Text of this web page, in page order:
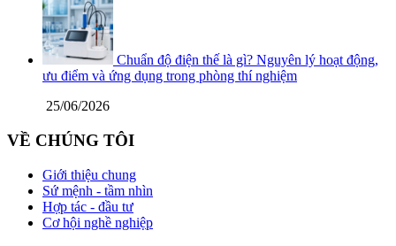
Chuẩn độ điện thế là gì? Nguyên lý hoạt động,
ưu điểm và ứng dụng trong phòng thí nghiệm
25/06/2026
VỀ CHÚNG TÔI
Giới thiệu chung
Sứ mệnh - tầm nhìn
Hợp tác - đầu tư
Cơ hội nghề nghiệp